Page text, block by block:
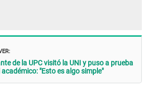
de la UPC visitó la UNI y puso a prueba
académico: "Esto es algo simple"